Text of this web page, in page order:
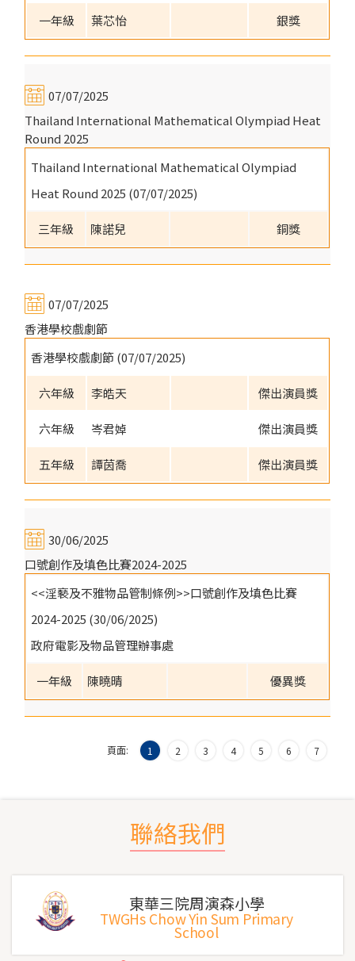
一年級 葉芯怡 銀獎
07/07/2025
Thailand International Mathematical Olympiad Heat
Round 2025
Thailand International Mathematical Olympiad
Heat Round 2025 (07/07/2025)
三年級 陳諾兒 銅獎
07/07/2025
香港學校戲劇節
香港學校戲劇節 (07/07/2025)
六年級 李皓天 傑出演員獎
六年級 岑君婥 傑出演員獎
五年級 譚茵喬 傑出演員獎
30/06/2025
口號創作及填色比賽2024-2025
<<淫褻及不雅物品管制條例>>口號創作及填色比賽
2024-2025 (30/06/2025)
政府電影及物品管理辦事處
一年級 陳曉晴 優異獎
頁面: 1 2 3 4 5 6 7
聯絡我們
東華三院周演森小學
TWGHs Chow Yin Sum Primary
School